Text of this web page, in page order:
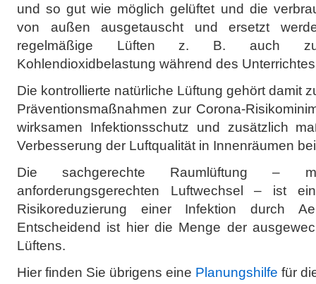
und so gut wie möglich gelüftet und die
von außen ausgetauscht und ersetzt
regelmäßige Lüften z. B. auch
Kohlendioxidbelastung während des
Die kontrollierte natürliche Lüftung gehört damit
Präventionsmaßnahmen zur Corona-
wirksamen Infektionsschutz und zusätzlich
Verbesserung der Luftqualität in Innenräumen
Die sachgerechte Raumlüftung –
anforderungsgerechten Luftwechsel – ist
Risikoreduzierung einer Infektion durch
Entscheidend ist hier die Menge der
Lüftens.
Hier finden Sie übrigens eine Planungshilfe für